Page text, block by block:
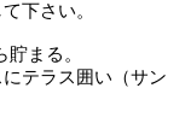
下さい。
まる。
テラス囲い（サン